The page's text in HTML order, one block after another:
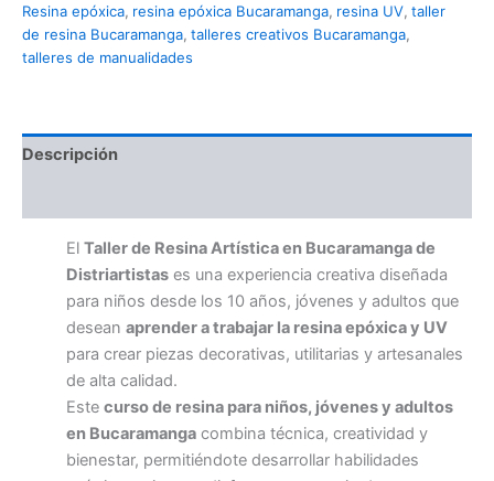
Resina epóxica, resina epóxica Bucaramanga, resina UV, taller
de resina Bucaramanga, talleres creativos Bucaramanga,
talleres de manualidades
Descripción
El Taller de Resina Artística en Bucaramanga de
Distriartistas es una experiencia creativa diseñada
para niños desde los 10 años, jóvenes y adultos que
desean aprender a trabajar la resina epóxica y UV
para crear piezas decorativas, utilitarias y artesanales
de alta calidad.
Este curso de resina para niños, jóvenes y adultos
en Bucaramanga combina técnica, creatividad y
bienestar, permitiéndote desarrollar habilidades